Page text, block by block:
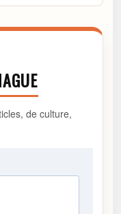
de culture,